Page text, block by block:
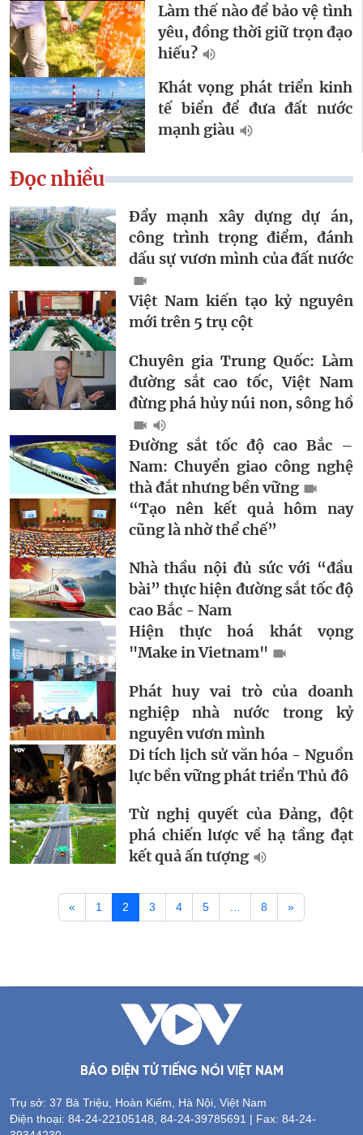
Làm thế nào để bảo vệ tình
yêu, đồng thời giữ trọn đạo
hiếu?
Khát vọng phát triển kinh
tế biển để đưa đất nước
mạnh giàu
Đọc nhiều
Đẩy mạnh xây dựng dự án,
công trình trọng điểm, đánh
dấu sự vươn mình của đất nước
Việt Nam kiến tạo kỷ nguyên
mới trên 5 trụ cột
Chuyên gia Trung Quốc: Làm
đường sắt cao tốc, Việt Nam
đừng phá hủy núi non, sông hồ
Đường sắt tốc độ cao Bắc –
Nam: Chuyển giao công nghệ
thà đắt nhưng bền vững
“Tạo nên kết quả hôm nay
cũng là nhờ thể chế”
Nhà thầu nội đủ sức với “đầu
bài” thực hiện đường sắt tốc độ
cao Bắc - Nam
Hiện thực hoá khát vọng
"Make in Vietnam"
Phát huy vai trò của doanh
nghiệp nhà nước trong kỷ
nguyên vươn mình
Di tích lịch sử văn hóa - Nguồn
lực bền vững phát triển Thủ đô
Từ nghị quyết của Đảng, đột
phá chiến lược về hạ tầng đạt
kết quả ấn tượng
« 1 2 3 4 5 … 8 »
BÁO ĐIỆN TỬ TIẾNG NÓI VIỆT NAM
Trụ sở: 37 Bà Triệu, Hoàn Kiếm, Hà Nội, Việt Nam
Điện thoại: 84-24-22105148, 84-24-39785691 | Fax: 84-24-